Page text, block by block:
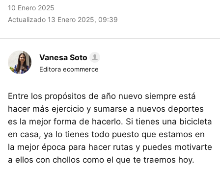
10 Enero 2025
Actualizado 13 Enero 2025, 09:39
Vanesa Soto
Editora ecommerce
Entre los propósitos de año nuevo siempre está
hacer más ejercicio y sumarse a nuevos deportes
es la mejor forma de hacerlo. Si tienes una bicicleta
en casa, ya lo tienes todo puesto que estamos en
la mejor época para hacer rutas y puedes motivarte
a ellos con chollos como el que te traemos hoy.